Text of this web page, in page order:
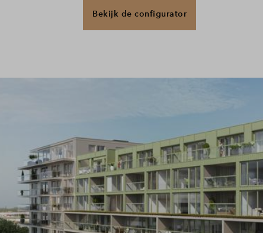
Bekijk de configurator